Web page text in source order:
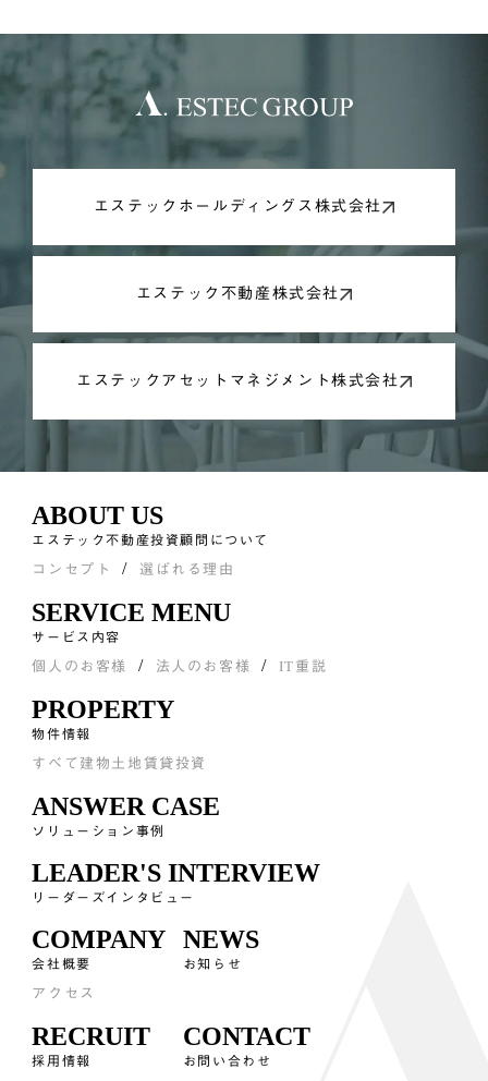
エステックホールディングス株式会社
エステック不動産株式会社
エステックアセットマネジメント株式会社
ABOUT US
エステック不動産投資顧問について
コンセプト 選ばれる理由
SERVICE MENU
サービス内容
個人のお客様 法人のお客様 IT重説
PROPERTY
物件情報
すべて 建物 土地賃貸投資
ANSWER CASE
ソリューション事例
LEADER'S INTERVIEW
リーダーズインタビュー
COMPANY
会社概要
アクセス
NEWS
お知らせ
RECRUIT
採用情報
CONTACT
お問い合わせ